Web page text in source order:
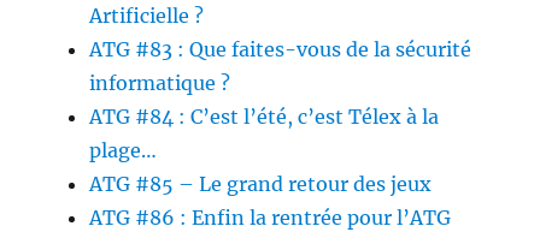
Artificielle ?
ATG #83 : Que faites-vous de la sécurité
informatique ?
ATG #84 : C’est l’été, c’est Télex à la
plage…
ATG #85 – Le grand retour des jeux
ATG #86 : Enfin la rentrée pour l’ATG